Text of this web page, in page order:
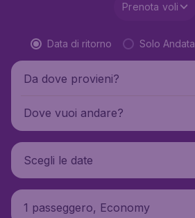
Prenota voli
Data di ritorno Solo Andata
Da dove provieni?
Dove vuoi andare?
Scegli le date
1 passeggero, Economy